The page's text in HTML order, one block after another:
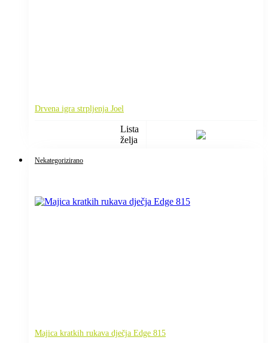
Drvena igra strpljenja Joel
Lista
želja
Nekategorizirano
Majica kratkih rukava dječja Edge 815